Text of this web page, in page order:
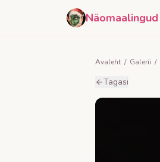
Näomaalingud
Avaleht / Galerii /
Tagasi